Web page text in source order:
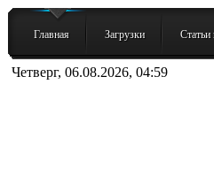
Главная Загрузки
Четверг, 06.08.2026, 04:59